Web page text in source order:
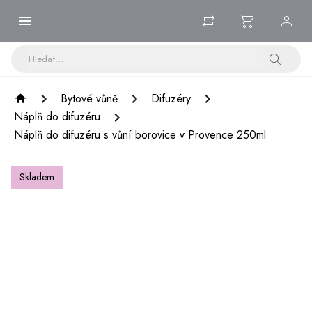
Bytové vůně
Difuzéry
Náplň do difuzéru
Náplň do difuzéru s vůní borovice v Provence 250ml
Skladem